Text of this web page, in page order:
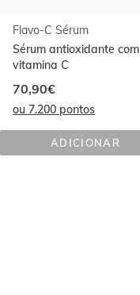
Flavo-C Sérum
Sérum antioxidante com
vitamina C
70,90€
ou 7.200 pontos
ADICIONAR
FLAVO-